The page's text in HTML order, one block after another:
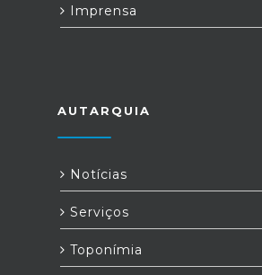
Imprensa
AUTARQUIA
Notícias
Serviços
Toponímia